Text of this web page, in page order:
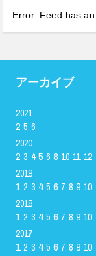
Error: Feed has
アーカイブ
2021
2 5 6
2020
2 3 4 5 6 8 10 11 12
2019
1 2 3 4 5 6 7 8 9 10
2018
1 2 3 4 5 6 7 8 9 10
2017
1 2 3 4 5 6 7 8 9 10